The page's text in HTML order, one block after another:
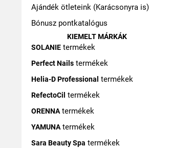
Ajándék ötleteink (Karácsonyra is)
Bónusz pontkatalógus
KIEMELT MÁRKÁK
SOLANIE termékek
Perfect Nails termékek
Helia-D Professional termékek
RefectoCil termékek
ORENNAtermékek
YAMUNAtermékek
Sara Beauty Spa termékek